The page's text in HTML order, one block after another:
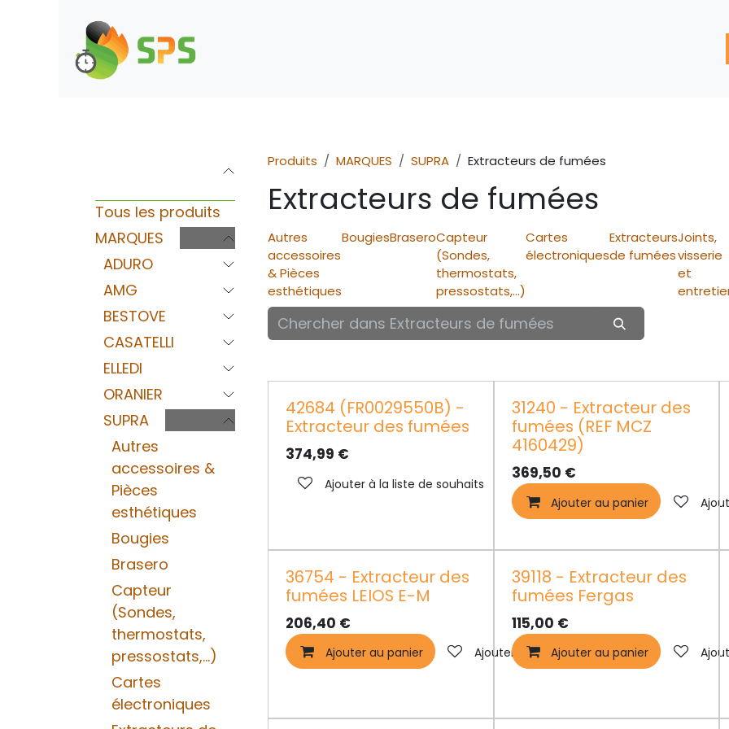
Tous les produits
MARQUES
ADURO
AMG
BESTOVE
CASATELLI
ELLEDI
ORANIER
SUPRA
Autres
accessoires &
Pièces
esthétiques
Bougies
Brasero
Capteur
(Sondes,
thermostats,
pressostats,...)
Cartes
électroniques
Produits MARQUES SUPRA Extracteurs de fumées
Extracteurs de fumées
Autres
accessoires
& Pièces
esthétiques
BougiesBraseroCapteur
(Sondes,
thermostats,
pressostats,...)
Cartes
électroniques
Extracteurs
de fumées
Joints,
visserie
et
42684 (FR0029550B) -
Extracteur des fumées
374,99 €
Ajouter à la liste de souhaits
31240 - Extracteur des
fumées (REF MCZ
4160429)
369,50 €
Ajouter au panier
36754 - Extracteur des
fumées LEIOS E-M
206,40 €
Ajouter au panier Ajouter à la liste de souhaits
39118 - Extracteur des
fumées Fergas
115,00 €
Ajouter au panier